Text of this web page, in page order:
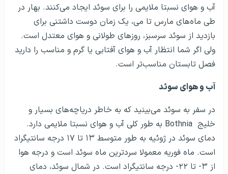
آب و هوای نسبتا ملایمی را برای سوئد ایجاد می‌کنند. بهار در
طی ماه‌های مارس تا می، یک زمان دوست داشتنی برای
بازدید از سوئد سرسبز، روزهای طولانی و هوای معتدل است.
ولی اگر شما انتظار آب و هوای آفتابی یا گرم و مناسب را دارید
فصل تابستان مناسب‌تر است.
آب و هوای سوئد
در سفر به سوئد می‌بینید که به خاطر دریاچه‌های بسیار و
خلیج Bothnia به طور کلی آب و هوای نسبتا ملایمی دارد.
دمای سوئد در ژوئیه به طور متوسط ۱۳ تا ۱۷ درجه سانتیگراد
است. ماه فوریه معمولا سردترین ماه سوئد است و درجه هوا
از ۳- تا ۲۲- درجه سانتیگراد است. در شمال سوئد، دمای